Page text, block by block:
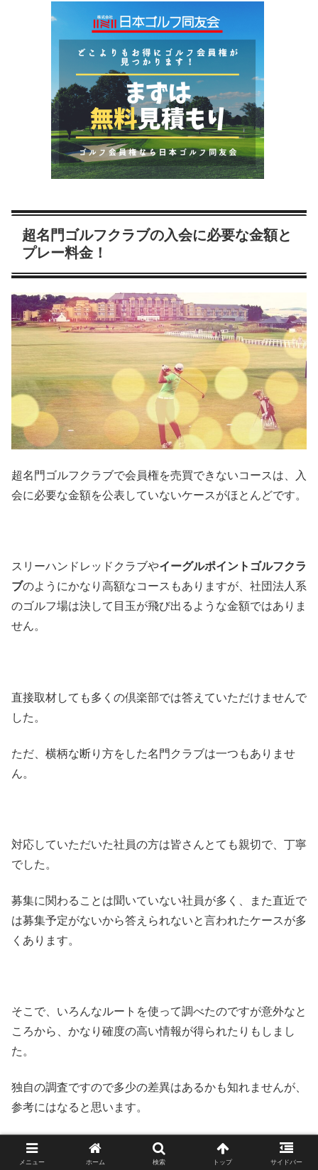
超名門ゴルフクラブの入会に必要な金額と
プレー料金！
超名門ゴルフクラブで会員権を売買できないコースは、入
会に必要な金額を公表していないケースがほとんどです。
スリーハンドレッドクラブやイーグルポイントゴルフクラ
ブのようにかなり高額なコースもありますが、社団法人系
のゴルフ場は決して目玉が飛び出るような金額ではありま
せん。
直接取材しても多くの倶楽部では答えていただけませんで
した。
ただ、横柄な断り方をした名門クラブは一つもありませ
ん。
対応していただいた社員の方は皆さんとても親切で、丁寧
でした。
募集に関わることは聞いていない社員が多く、また直近で
は募集予定がないから答えられないと言われたケースが多
くあります。
そこで、いろんなルートを使って調べたのですが意外なと
ころから、かなり確度の高い情報が得られたりもしまし
た。
独自の調査ですので多少の差異はあるかも知れませんが、
参考にはなると思います。
メニュー ホーム 検索 トップ サイドバー